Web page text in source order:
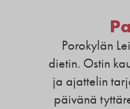
Porokylän
dietin. Ostin
ja ajattelin
päivänä